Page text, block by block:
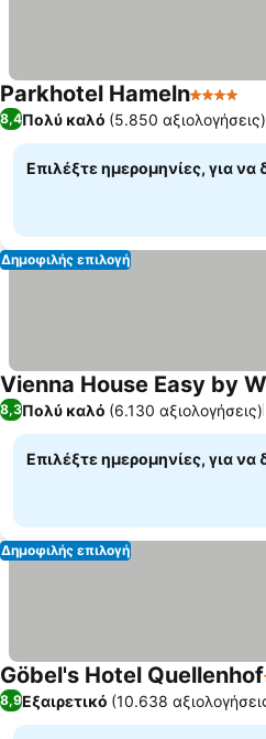
Parkhotel Hameln4 Αστέρια
8,4Πολύ καλό (5.850 αξιολογήσεις)
Επιλέξτε ημερομηνίες, για να
Δημοφιλής επιλογή
Vienna House Easy by
8,3Πολύ καλό (6.130 αξιολογήσεις)
Επιλέξτε ημερομηνίες, για να
Δημοφιλής επιλογή
Göbel's Hotel Quellenhof
8,9Εξαιρετικό (10.638